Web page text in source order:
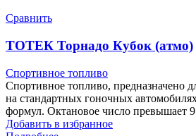
Сравнить
ТОТЕК Торнадо Кубок (атмо)
Спортивное топливо
Спортивное топливо, предназначено
на стандартных гоночных
формул. Октановое число превышает
Добавить в избранное